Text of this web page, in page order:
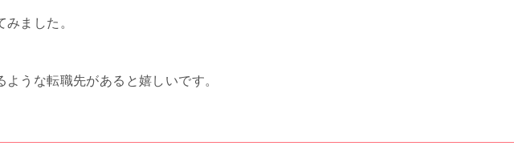
ました。
うな転職先があると嬉しいです。